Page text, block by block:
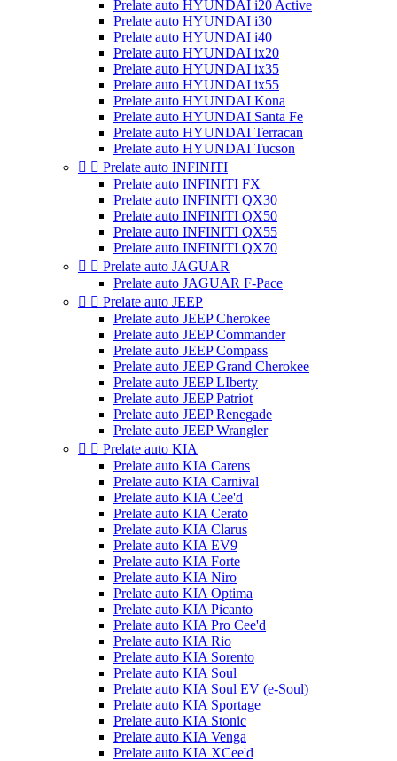
Prelate auto HYUNDAI i20 Active
Prelate auto HYUNDAI i30
Prelate auto HYUNDAI i40
Prelate auto HYUNDAI ix20
Prelate auto HYUNDAI ix35
Prelate auto HYUNDAI ix55
Prelate auto HYUNDAI Kona
Prelate auto HYUNDAI Santa Fe
Prelate auto HYUNDAI Terracan
Prelate auto HYUNDAI Tucson
  Prelate auto INFINITI
Prelate auto INFINITI FX
Prelate auto INFINITI QX30
Prelate auto INFINITI QX50
Prelate auto INFINITI QX55
Prelate auto INFINITI QX70
  Prelate auto JAGUAR
Prelate auto JAGUAR F-Pace
  Prelate auto JEEP
Prelate auto JEEP Cherokee
Prelate auto JEEP Commander
Prelate auto JEEP Compass
Prelate auto JEEP Grand Cherokee
Prelate auto JEEP LIberty
Prelate auto JEEP Patriot
Prelate auto JEEP Renegade
Prelate auto JEEP Wrangler
  Prelate auto KIA
Prelate auto KIA Carens
Prelate auto KIA Carnival
Prelate auto KIA Cee'd
Prelate auto KIA Cerato
Prelate auto KIA Clarus
Prelate auto KIA EV9
Prelate auto KIA Forte
Prelate auto KIA Niro
Prelate auto KIA Optima
Prelate auto KIA Picanto
Prelate auto KIA Pro Cee'd
Prelate auto KIA Rio
Prelate auto KIA Sorento
Prelate auto KIA Soul
Prelate auto KIA Soul EV (e-Soul)
Prelate auto KIA Sportage
Prelate auto KIA Stonic
Prelate auto KIA Venga
Prelate auto KIA XCee'd